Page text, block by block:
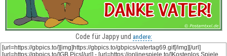
Code für Jappy und andere: